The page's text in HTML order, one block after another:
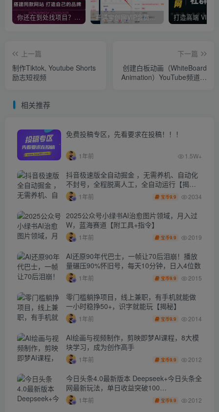
你还在到处找项目？还在当韭菜？我靠卖项目一个月收入5万+，曾经我也是个失败者。 开通宝创网VIP会员，尊享全站资源免费下载，享70%的推广提成！！【限时五折优惠】
上一篇
制作Tiktok, Youtube Shorts
励志短视频
下一篇
创建白板动画（WhiteBoard
Animation）YouTube频道，
相关推荐
免费投稿专区，先看要求在投稿！！！
1年前 1.5W+
抖音极速版全自动掘金 ，无需养机、自动化
不封号，全程脱离人工，全自动运行【揭
秘】 1年前 宝币9.9 2034
2025公众号小绿书AI治愈图片领域，月入过
W，蓝海赛道【附工具+指令】
1年前 宝币9.9 2019
AI还原90年代巴士，一帧让70后泪崩！播放
量碾压90%怀旧号，每天10分钟，日入4位数
1年前 宝币9.9 2015
零门槛躺挣项目，线上兼职，有手机就能做
一小时稳挣50+，识字就能玩【揭秘】
1年前 宝币9.9 2014
AI绘画与视频制作，剪映即梦AI课程，8大模
块学习，成为创作高手
1年前 宝币9.9 2012
今日头条4.0最新版本 Deepseek+今日头条全
网最新玩法，单日收益突破100…
1年前 宝币9.9 2012